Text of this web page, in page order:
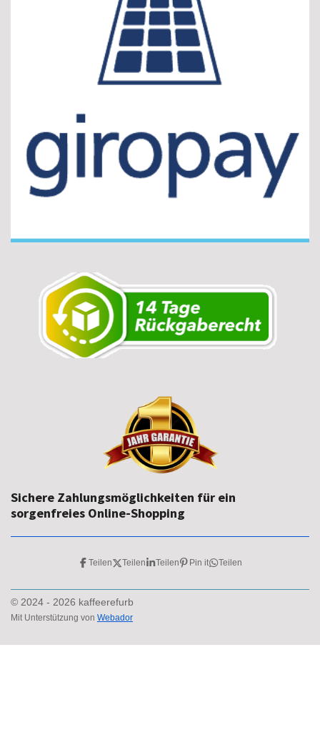
Sichere Zahlungsmöglichkeiten für ein
sorgenfreies Online-Shopping
Teilen Teilen Teilen Pin it Teilen
© 2024 - 2026 kaffeerefurb
Mit Unterstützung von Webador